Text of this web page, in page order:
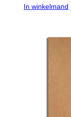
In winkelmand